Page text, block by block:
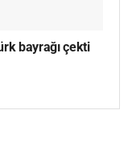
bayrağı çekti